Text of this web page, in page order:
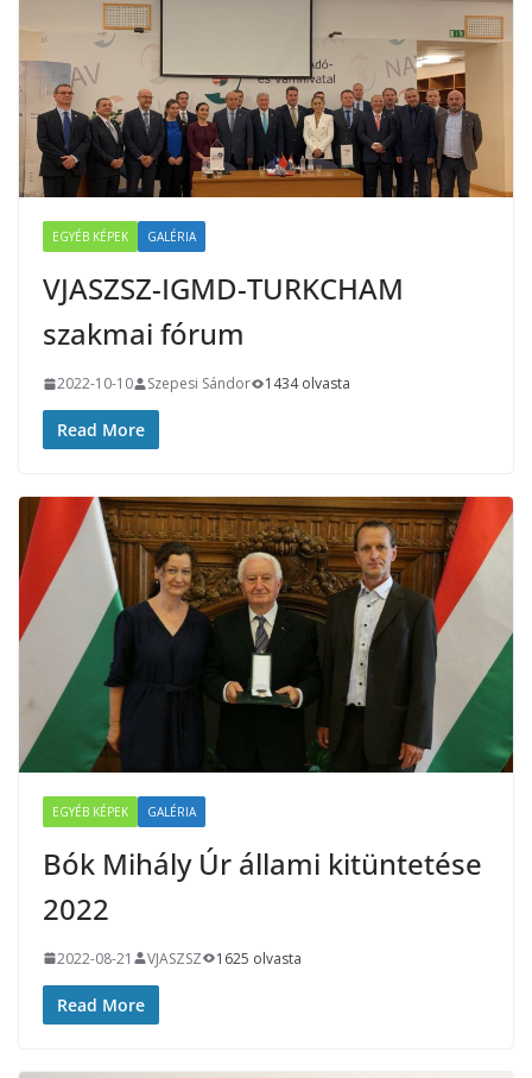
EGYÉB KÉPEK GALÉRIA
VJASZSZ-IGMD-TURKCHAM
szakmai fórum
2022-10-10 Szepesi Sándor 1434 olvasta
Read More
EGYÉB KÉPEK GALÉRIA
Bók Mihály Úr állami kitüntetése
2022
2022-08-21 VJASZSZ 1625 olvasta
Read More